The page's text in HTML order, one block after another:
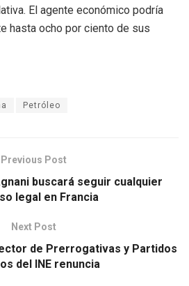
El agente económico podría
hasta ocho por ciento de sus
Petróleo
Previous Post
buscará seguir cualquier
legal en Francia
Next Post
de Prerrogativas y Partidos
del INE renuncia